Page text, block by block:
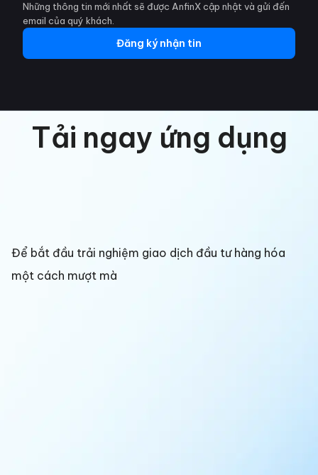
Những thông tin mới nhất sẽ được AnfinX cập nhật và gửi đến
email của quý khách.
Đăng ký nhận tin
Tải ngay ứng dụng
Để bắt đầu trải nghiệm giao dịch đầu tư hàng hóa
một cách mượt mà